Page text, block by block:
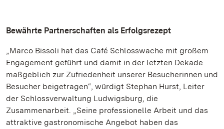
Bewährte Partnerschaften als Erfolgsrezept
„Marco Bissoli hat das Café Schlosswache mit großem
Engagement geführt und damit in der letzten Dekade
maßgeblich zur Zufriedenheit unserer Besucherinnen und
Besucher beigetragen“, würdigt Stephan Hurst, Leiter
der Schlossverwaltung Ludwigsburg, die
Zusammenarbeit. „Seine professionelle Arbeit und das
attraktive gastronomische Angebot haben das